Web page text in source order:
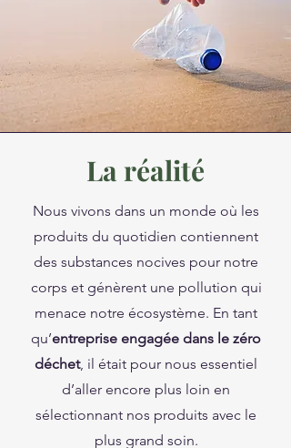
La réalité
Nous vivons dans un monde où les
produits du quotidien contiennent
des substances nocives pour notre
corps et génèrent une pollution qui
menace notre écosystème. En tant
qu’entreprise engagée dans le zéro
déchet, il était pour nous essentiel
d’aller encore plus loin en
sélectionnant nos produits avec le
plus grand soin.